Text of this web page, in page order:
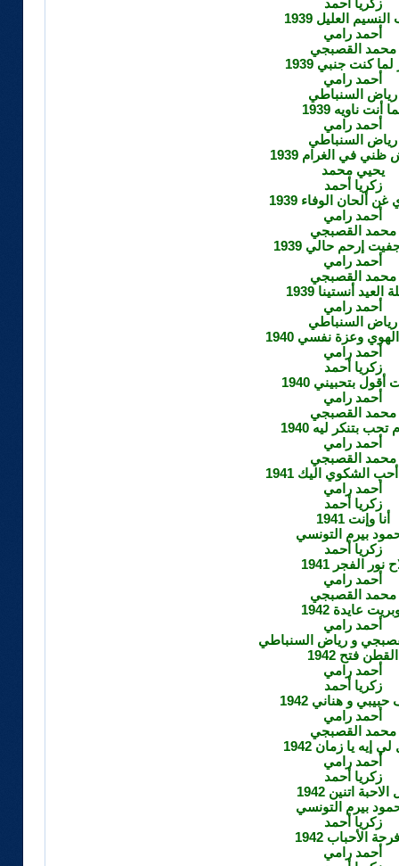
زكريا أحمد
العليل 1939
أحمد رامي
محمد القصبجي
كنت جنبي 1939
أحمد رامي
رياض السنباطي
أنت ناويه 1939
أحمد رامي
رياض السنباطي
ظني في الغرام 1939
يحيي محمد
زكريا أحمد
غن ألحان الوفاء 1939
أحمد رامي
محمد القصبجي
إرحم حالي 1939
أحمد رامي
محمد القصبجي
العيد أنستينا 1939
أحمد رامي
رياض السنباطي
وعزة نفسي 1940
أحمد رامي
زكريا أحمد
بتحبيني 1940
أحمد رامي
محمد القصبجي
تحب بتنكر ليه 1940
أحمد رامي
محمد القصبجي
الشكوي اليك 1941
أحمد رامي
زكريا أحمد
أنا وإنت 1941
بيرم التونسي
زكريا أحمد
نور الفجر 1941
أحمد رامي
محمد القصبجي
عايدة 1942
أحمد رامي
و رياض السنباطي
القطن فتح 1942
أحمد رامي
زكريا أحمد
و هناني 1942
أحمد رامي
محمد القصبجي
إيه يا زمان 1942
أحمد رامي
زكريا أحمد
اتنين 1942
بيرم التونسي
زكريا أحمد
الأحباب 1942
أحمد رامي